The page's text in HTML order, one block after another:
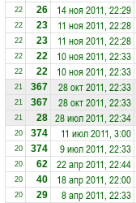
22 26 14 ноя 2011, 22:29
22 23 11 ноя 2011, 22:28
22 23 11 ноя 2011, 22:28
22 22 10 ноя 2011, 22:33
22 22 10 ноя 2011, 22:33
21 367 28 окт 2011, 22:33
21 367 28 окт 2011, 22:33
21 28 28 июл 2011, 22:34
20 374 11 июл 2011, 3:00
20 374 9 июл 2011, 22:33
20 62 22 апр 2011, 22:44
20 40 18 апр 2011, 22:00
20 29 8 апр 2011, 22:33